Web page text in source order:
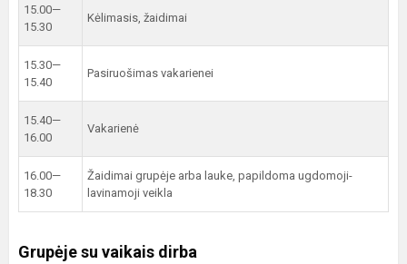
15.00—
15.30
Kėlimasis, žaidimai
15.30—
15.40
Pasiruošimas vakarienei
15.40—
16.00
Vakarienė
16.00—
18.30
Žaidimai grupėje arba lauke, papildoma ugdomoji-
lavinamoji veikla
Grupėje su vaikais dirba